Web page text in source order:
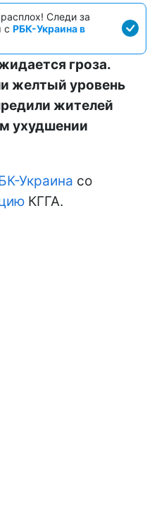
Следи за
с РБК-Украина в
гроза.
желтый уровень
жителей
ухудшении
Украина со
КГГА.